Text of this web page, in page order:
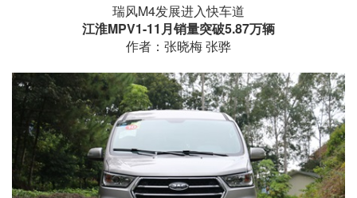
瑞风M4发展进入快车道
江淮MPV1-11 月销量突破5.87万辆
作者：张晓梅 张骅